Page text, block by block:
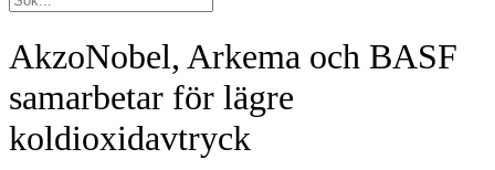
AkzoNobel, Arkema och BASF
samarbetar för lägre
koldioxidavtryck